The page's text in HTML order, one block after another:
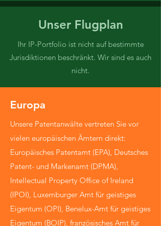
Unser Flugplan
Ihr IP-Portfolio ist nicht auf bestimmte
Jurisdiktionen beschränkt. Wir sind es auch
nicht.
Europa
Unsere Patentanwälte vertreten Sie vor
vielen europäischen Ämtern direkt:
Europäisches Patentamt (EPA), Deutsches
Patent- und Markenamt (DPMA),
Intellectual Property Office of Ireland
(IPOI), Luxemburger Amt für geistiges
Eigentum (OPI), Benelux-Amt für geistiges
Eigentum (BOIP), französisches Amt für